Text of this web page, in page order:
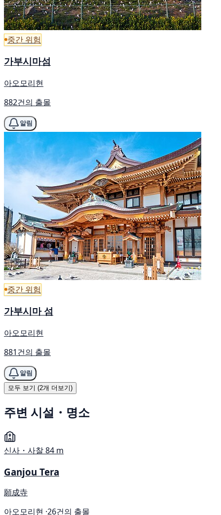
중간 위험
가부시마섬
아오모리현
882건의 출몰
알림
중간 위험
가부시마 섬
아오모리현
881건의 출몰
알림
모두 보기 (2개 더보기)
주변 시설・명소
신사・사찰84 m
Ganjou Tera
願成寺
아오모리현 ·26건의 출몰